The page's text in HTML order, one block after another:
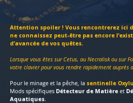
Attention spoiler ! Vous rencontrerez ici
ne connaissez peut-être pas encore
d’avancée de vos quêtes.
Lorsque vous êtes sur Cetus, au Necralisk ou sur
votre clavier pour vous rendre rapidement auprès
Pour le minage et la pêche, la sentinelle
Mods spécifiques Détecteur de Matière et
Aquatiques.